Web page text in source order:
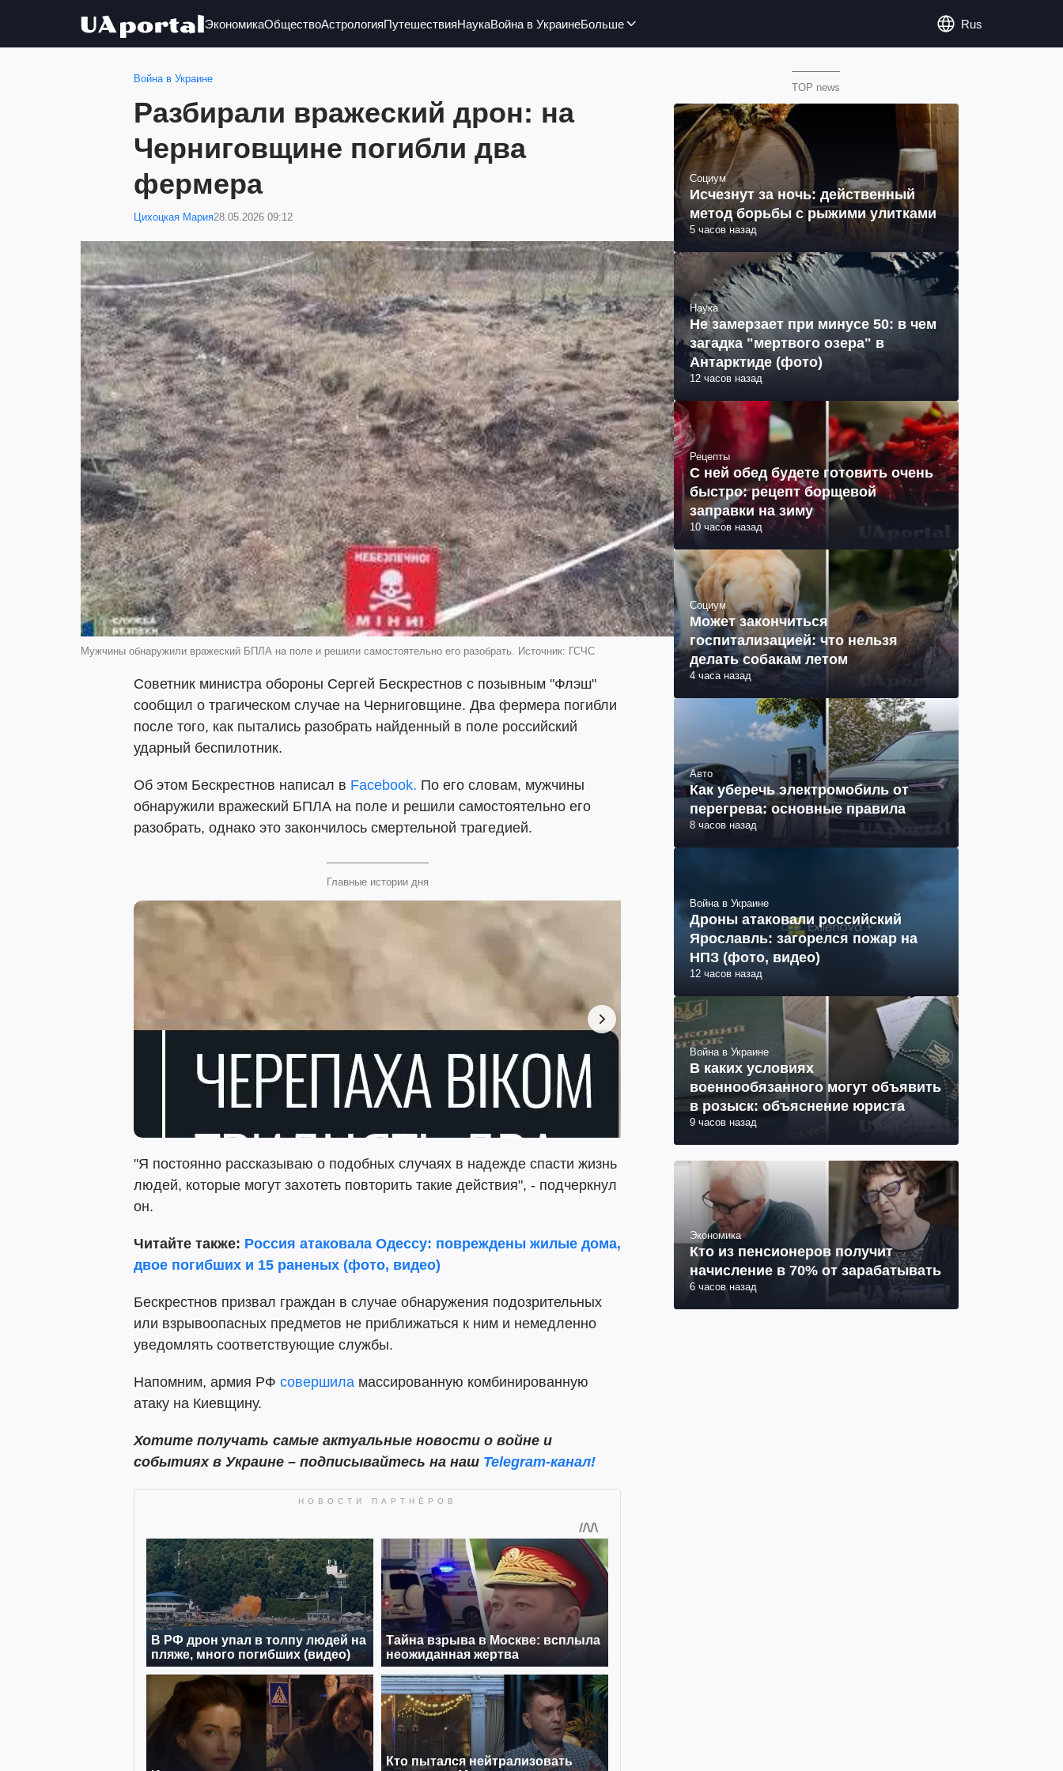
ЭкономикаОбществоАстрологияПутешествияНаукаВойна в УкраинеБольше Rus
Война в Украине
Разбирали вражеский дрон: на
Черниговщине погибли два
фермера
Цихоцкая Мария28.05.2026 09:12
Мужчины обнаружили вражеский БПЛА на поле и решили самостоятельно его разобрать. Источник: ГСЧС
Советник министра обороны Сергей Бескрестнов с позывным "Флэш"
сообщил о трагическом случае на Черниговщине. Два фермера погибли
после того, как пытались разобрать найденный в поле российский
ударный беспилотник.
Об этом Бескрестнов написал в Facebook. По его словам, мужчины
обнаружили вражеский БПЛА на поле и решили самостоятельно его
разобрать, однако это закончилось смертельной трагедией.
Главные истории дня
"Я постоянно рассказываю о подобных случаях в надежде спасти жизнь
людей, которые могут захотеть повторить такие действия", - подчеркнул
он.
Читайте также: Россия атаковала Одессу: повреждены жилые дома,
двое погибших и 15 раненых (фото, видео)
Бескрестнов призвал граждан в случае обнаружения подозрительных
или взрывоопасных предметов не приближаться к ним и немедленно
уведомлять соответствующие службы.
Напомним, армия РФ совершила массированную комбинированную
атаку на Киевщину.
Хотите получать самые актуальные новости о войне и
событиях в Украине – подписывайтесь на наш Telegram-канал!
TOP news
Социум
Исчезнут за ночь: действенный
метод борьбы с рыжими улитками
5 часов назад
Наука
Не замерзает при минусе 50: в чем
загадка "мертвого озера" в
Антарктиде (фото)
12 часов назад
Рецепты
С ней обед будете готовить очень
быстро: рецепт борщевой
заправки на зиму
10 часов назад
Социум
Может закончиться
госпитализацией: что нельзя
делать собакам летом
4 часа назад
Авто
Как уберечь электромобиль от
перегрева: основные правила
8 часов назад
Война в Украине
Дроны атаковали российский
Ярославль: загорелся пожар на
НПЗ (фото, видео)
12 часов назад
Война в Украине
В каких условиях
военнообязанного могут объявить
в розыск: объяснение юриста
9 часов назад
Экономика
Кто из пенсионеров получит
начисление в 70% от зарабатывать
6 часов назад